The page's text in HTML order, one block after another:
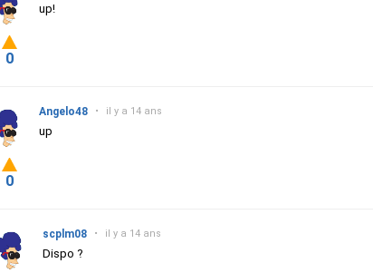
up!
0
Angelo48 • il y a 14 ans
up
0
scplm08 • il y a 14 ans
Dispo ?